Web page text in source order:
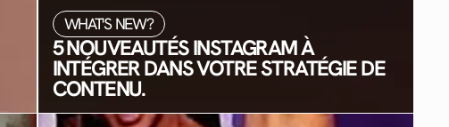
WHAT'S NEW?
5 NOUVEAUTÉS INSTAGRAM À
INTÉGRER DANS VOTRE STRATÉGIE DE
CONTENU.